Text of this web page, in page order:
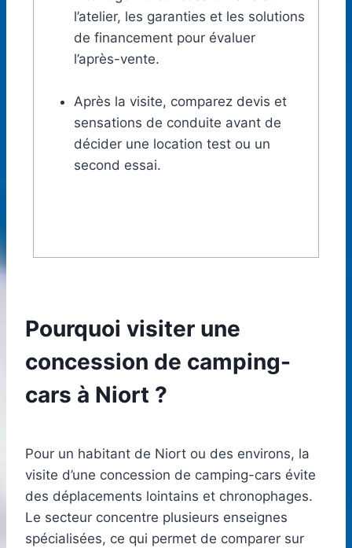
l’atelier, les garanties et les solutions
de financement pour évaluer
l’après-vente.
Après la visite, comparez devis et
sensations de conduite avant de
décider une location test ou un
second essai.
Pourquoi visiter une
concession de camping-
cars à Niort ?
Pour un habitant de Niort ou des environs, la
visite d’une concession de camping-cars évite
des déplacements lointains et chronophages.
Le secteur concentre plusieurs enseignes
spécialisées, ce qui permet de comparer sur